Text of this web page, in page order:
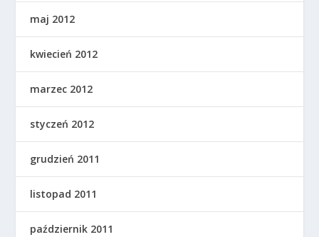
maj 2012
kwiecień 2012
marzec 2012
styczeń 2012
grudzień 2011
listopad 2011
październik 2011